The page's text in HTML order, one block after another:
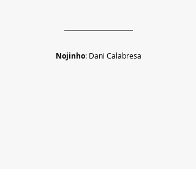
Nojinho: Dani Calabresa